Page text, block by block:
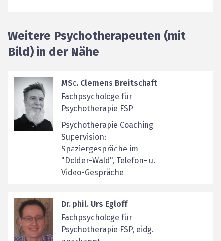
Weitere Psychotherapeuten (mit
Bild) in der Nähe
MSc. Clemens Breitschaft
Fachpsychologe für
Psychotherapie FSP
Psychotherapie Coaching
Supervision:
Spaziergespräche im
"Dolder-Wald", Telefon- u.
Video-Gespräche
Dr. phil. Urs Egloff
Fachpsychologe für
Psychotherapie FSP, eidg.